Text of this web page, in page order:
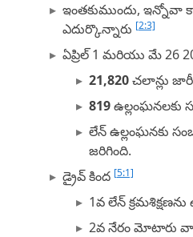
ఇంతకుముందు, ఇన్నోవా
ఎదుర్కొన్నారు [2:3]
ఏప్రిల్ 1 మరియు మే 26
21,820చలాన్లు
819ఉల్లంఘనలకు
లేన్ ఉల్లంఘనకు
జరిగింది.
డ్రైవ్ కింద [5:1]
1వ లేన్ క్రమశిక్షణను
2వ నేరం మోటారు